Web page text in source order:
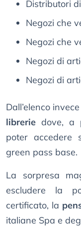
Distributori
Negozi che
Negozi che
Negozi di
Negozi di
Dall’elenco
librerie dove, a
poter accedere
green pass base.
La sorpresa
escludere la
certificato, la
italiane Spa e